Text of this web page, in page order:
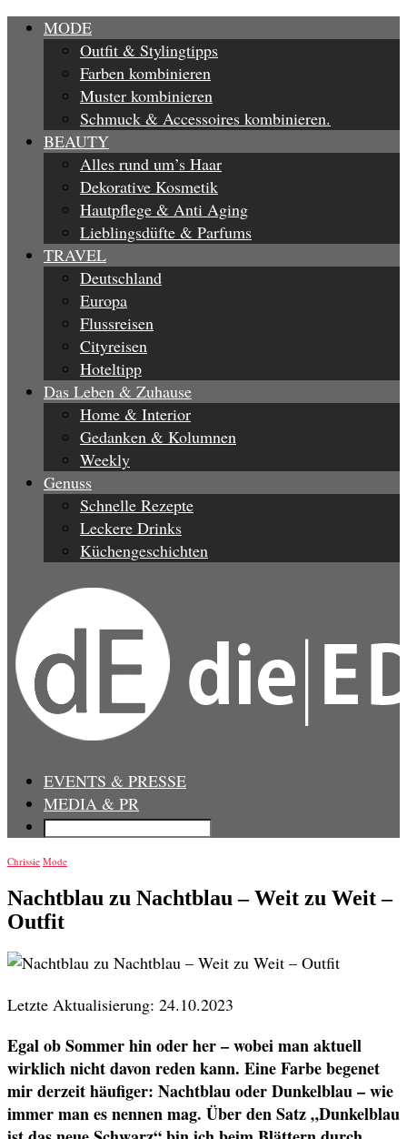
MODE
Outfit & Stylingtipps
Farben kombinieren
Muster kombinieren
Schmuck & Accessoires kombinieren.
BEAUTY
Alles rund um’s Haar
Dekorative Kosmetik
Hautpflege & Anti Aging
Lieblingsdüfte & Parfums
TRAVEL
Deutschland
Europa
Flussreisen
Cityreisen
Hoteltipp
Das Leben & Zuhause
Home & Interior
Gedanken & Kolumnen
Weekly
Genuss
Schnelle Rezepte
Leckere Drinks
Küchengeschichten
EVENTS & PRESSE
MEDIA & PR
Chrissie Mode
Nachtblau zu Nachtblau – Weit zu Weit –
Outfit
Letzte Aktualisierung: 24.10.2023
Egal ob Sommer hin oder her – wobei man aktuell
wirklich nicht davon reden kann. Eine Farbe begenet
mir derzeit häufiger: Nachtblau oder Dunkelblau – wie
immer man es nennen mag. Über den Satz „Dunkelblau